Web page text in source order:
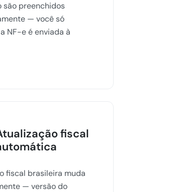
são preenchidos
— você só
NF-e é enviada à
fiscal
fiscal brasileira muda
— versão do